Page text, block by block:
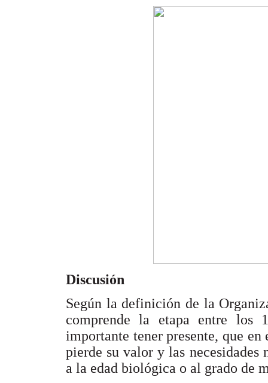
Discusión
Según la definición de la
comprende la etapa entre los
importante tener presente, que
pierde su valor y las necesidades
a la edad biológica o al grado de